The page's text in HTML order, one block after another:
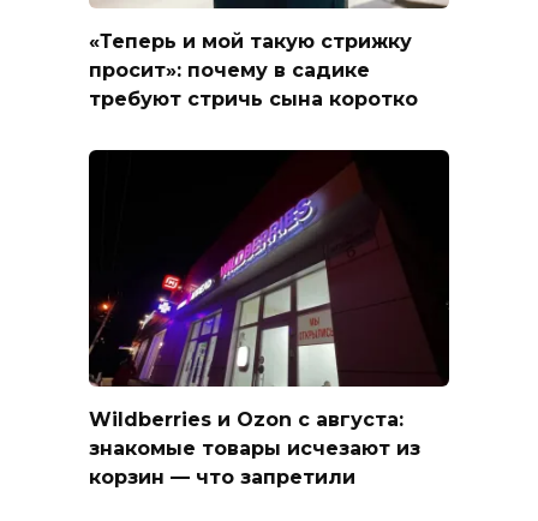
«Теперь и мой такую стрижку
просит»: почему в садике
требуют стричь сына коротко
Wildberries и Ozon с августа:
знакомые товары исчезают из
корзин — что запретили